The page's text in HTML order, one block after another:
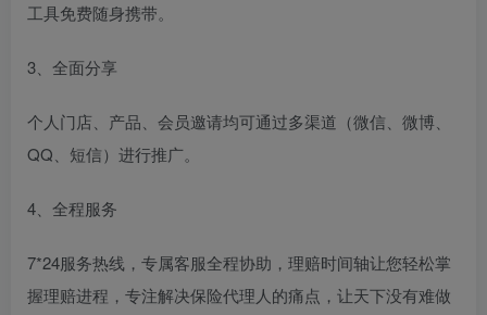
工具免费随身携带。
3、全面分享
个人门店、产品、会员邀请均可通过多渠道（微信、微博、
QQ、短信）进行推广。
4、全程服务
7*24服务热线，专属客服全程协助，理赔时间轴让您轻松掌
握理赔进程，专注解决保险代理人的痛点，让天下没有难做